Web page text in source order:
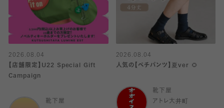
2026.08.04
【店舗限定】U22 Special Gift
Campaign
靴下屋
2026.08.04
人気の【ペチパンツ】夏ver 🌻
靴下屋
アトレ大井町